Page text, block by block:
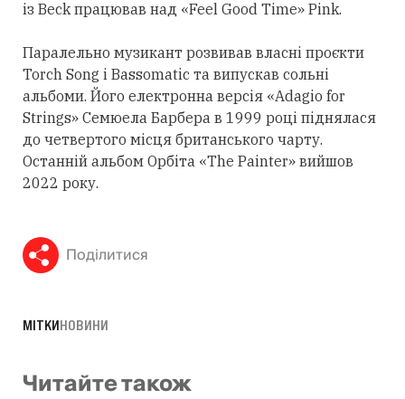
із Beck працював над «Feel Good Time» Pink.
Паралельно музикант розвивав власні проєкти
Torch Song і Bassomatic та випускав сольні
альбоми. Його електронна версія «Adagio for
Strings» Семюела Барбера в 1999 році піднялася
до четвертого місця британського чарту.
Останній альбом Орбіта «The Painter» вийшов
2022 року.
Поділитися
МІТКИНОВИНИ
Читайте також